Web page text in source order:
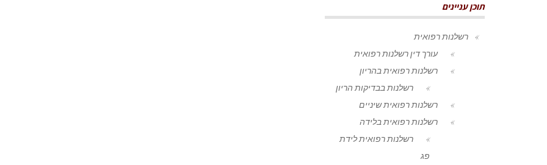
תוכן עניינים
רשלנות רפואית
עורך דין רשלנות רפואית
רשלנות רפואית בהריון
רשלנות בבדיקות הריון
רשלנות רפואית שיניים
רשלנות רפואית בלידה
רשלנות רפואית לידת
פג